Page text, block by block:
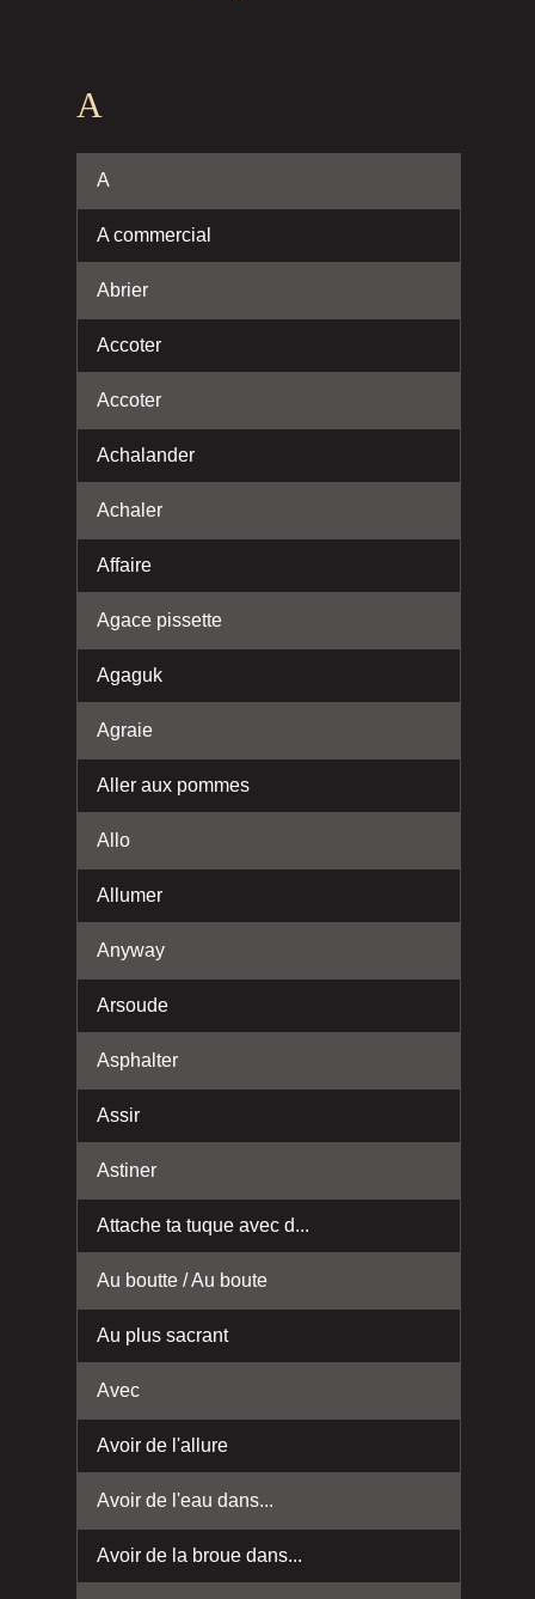
A
A
A commercial
Abrier
Accoter
Accoter
Achalander
Achaler
Affaire
Agace pissette
Agaguk
Agraie
Aller aux pommes
Allo
Allumer
Anyway
Arsoude
Asphalter
Assir
Astiner
Attache ta tuque avec d...
Au boutte / Au boute
Au plus sacrant
Avec
Avoir de l'allure
Avoir de l'eau dans...
Avoir de la broue dans...